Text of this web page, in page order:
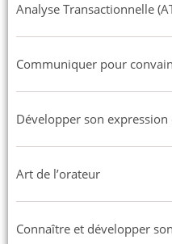
Analyse Transactionnelle
Communiquer pour
Développer son
Art de l’orateur
Connaître et développer